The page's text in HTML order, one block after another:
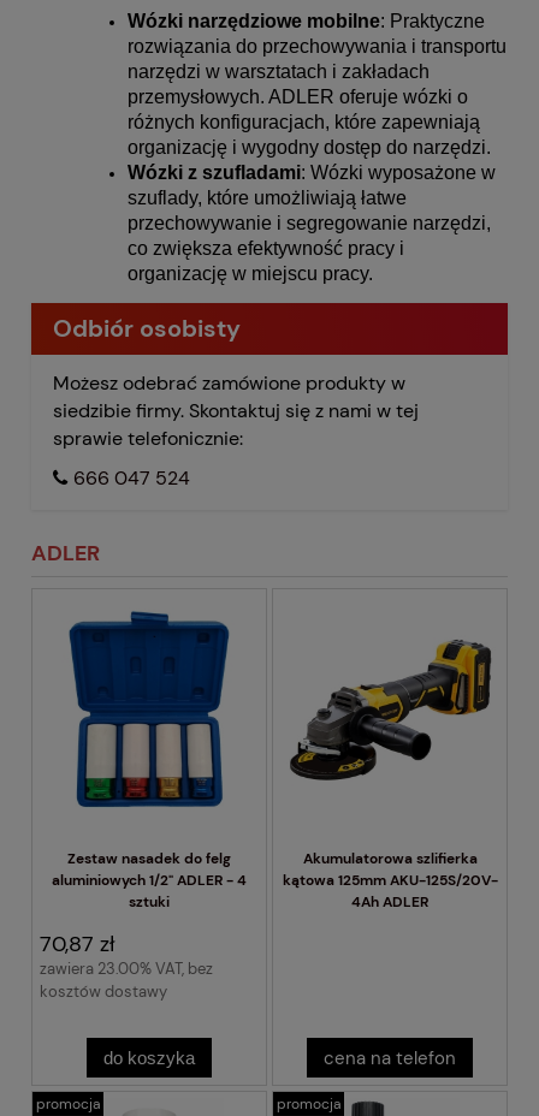
Wózki narzędziowe mobilne: Praktyczne
rozwiązania do przechowywania i transportu
narzędzi w warsztatach i zakładach
przemysłowych. ADLER oferuje wózki o
różnych konfiguracjach, które zapewniają
organizację i wygodny dostęp do narzędzi.
Wózki z szufladami: Wózki wyposażone w
szuflady, które umożliwiają łatwe
przechowywanie i segregowanie narzędzi,
co zwiększa efektywność pracy i
organizację w miejscu pracy.
Odbiór osobisty
Możesz odebrać zamówione produkty w
siedzibie firmy. Skontaktuj się z nami w tej
sprawie telefonicznie:
666 047 524
ADLER
Zestaw nasadek do felg
aluminiowych 1/2" ADLER - 4
sztuki
70,87 zł
zawiera 23.00% VAT, bez
kosztów dostawy
do koszyka
Akumulatorowa szlifierka
kątowa 125mm AKU-125S/20V-
4Ah ADLER
cena na telefon
promocja promocja